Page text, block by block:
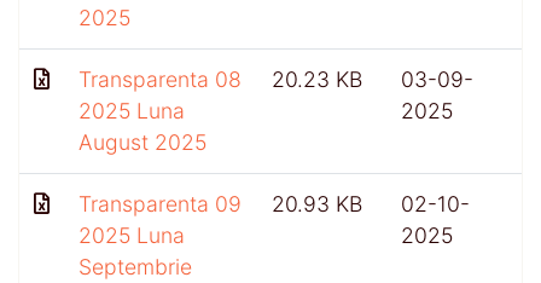
2025
Transparenta 08
2025 Luna
August 2025
20.23 KB
03-09-
2025
Transparenta 09
2025 Luna
Septembrie
20.93 KB
02-10-
2025